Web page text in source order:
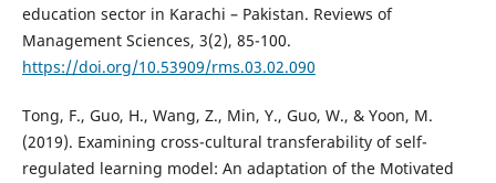
education sector in Karachi – Pakistan. Reviews of
Management Sciences, 3(2), 85-100.
https://doi.org/10.53909/rms.03.02.090
Tong, F., Guo, H., Wang, Z., Min, Y., Guo, W., & Yoon, M.
(2019). Examining cross-cultural transferability of self-
regulated learning model: An adaptation of the Motivated